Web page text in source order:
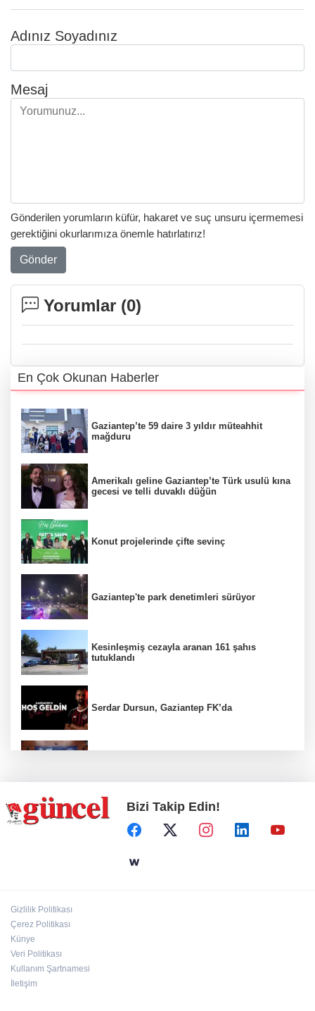
Adınız Soyadınız
Mesaj
Gönderilen yorumların küfür, hakaret ve suç unsuru içermemesi
gerektiğini okurlarımıza önemle hatırlatırız!
Gönder
Yorumlar (0)
En Çok Okunan Haberler
Gaziantep’te 59 daire 3 yıldır müteahhit
mağduru
Amerikalı geline Gaziantep’te Türk usulü kına
gecesi ve telli duvaklı düğün
Konut projelerinde çifte sevinç
Gaziantep'te park denetimleri sürüyor
Kesinleşmiş cezayla aranan 161 şahıs
tutuklandı
Serdar Dursun, Gaziantep FK’da
Define avcıları yakalandı
Emre Bildirici ve Emine Koruer’in mutlu
Bizi Takip Edin!
Gizlilik Politikası
Çerez Politikası
Künye
Veri Politikası
Kullanım Şartnamesi
İletişim